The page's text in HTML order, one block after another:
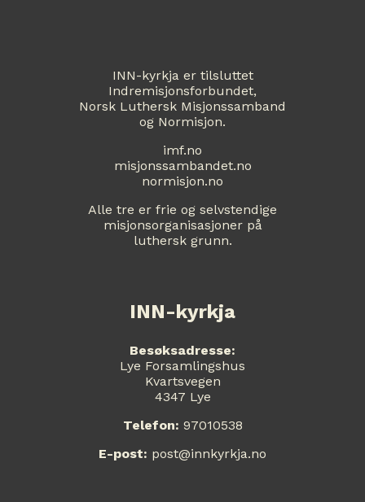
INN-kyrkja er tilsluttet
Indremisjonsforbundet,
Norsk Luthersk Misjonssamband
og Normisjon.
imf.no
misjonssambandet.no
normisjon.no
Alle tre er frie og selvstendige
misjonsorganisasjoner på
luthersk grunn.
INN-kyrkja
Besøksadresse:
Lye Forsamlingshus
Kvartsvegen
4347 Lye
Telefon: 97010538
E-post: post@innkyrkja.no